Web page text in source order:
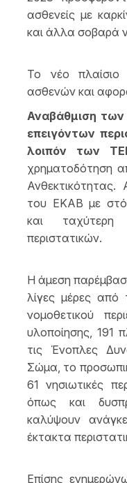
ασθενείς με
και άλλα σοβαρά
Το νέο
ασθενών και
Αναβάθμιση
επειγόντων
λοιπόν των
χρηματοδότηση
Ανθεκτικότητας.
του ΕΚΑΒ με
και ταχύτερη
περιστατικών.
Η άμεση
λίγες μέρες
νομοθετικού
υλοποίησης, 191
τις Ένοπλες
Σώμα, το
61 νησιωτικές
όπως και
καλύψουν
έκτακτα
Επίσης